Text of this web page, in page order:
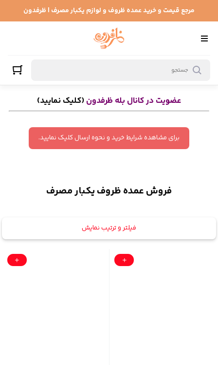
مرجع قیمت و خرید عمده ظروف و لوازم یکبار مصرف | ظرفدون
عضویت در کانال بله ظرفدون(کلیک نمایید)
برای مشاهده شرایط خرید و نحوه ارسال کلیک نمایید.
فروش عمده ظروف یکبار مصرف
فیلتر و ترتیب نمایش